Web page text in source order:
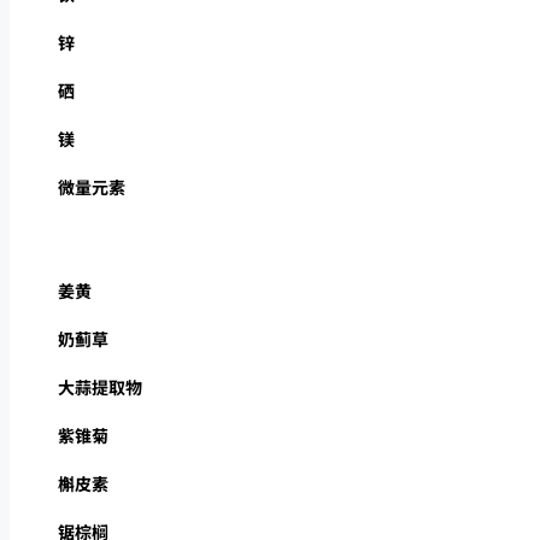
锌
硒
镁
微量元素
姜黄
奶蓟草
大蒜提取物
紫锥菊
槲皮素
锯棕榈